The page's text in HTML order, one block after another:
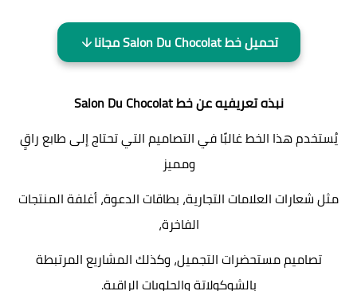
تحميل خط Salon Du Chocolat مجانا
نبذه تعريفيه عن خطSalon Du Chocolat
يُستخدم هذا الخط غالبًا في التصاميم التي تحتاج إلى طابع راقٍ
ومميز
مثل شعارات العلامات التجارية، بطاقات الدعوة، أغلفة المنتجات
الفاخرة،
تصاميم مستحضرات التجميل، وكذلك المشاريع المرتبطة
بالشوكولاتة والحلويات الراقية.